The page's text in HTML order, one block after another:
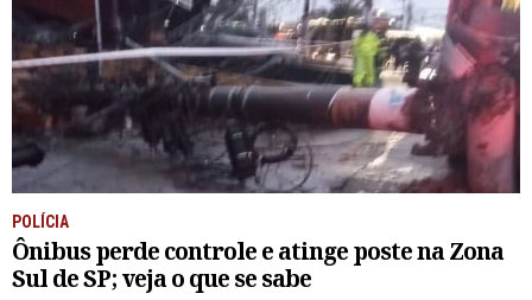
POLÍCIA
Ônibus perde controle e atinge poste na Zona
Sul de SP; veja o que se sabe